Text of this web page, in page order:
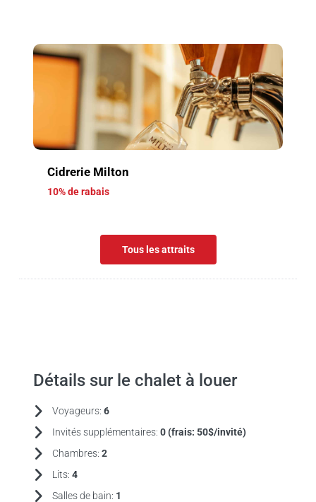
Cidrerie Milton
10% de rabais
Tous les attraits
Détails sur le chalet à louer
Voyageurs: 6
Invités supplémentaires: 0 (frais: 50$/invité)
Chambres: 2
Lits: 4
Salles de bain: 1